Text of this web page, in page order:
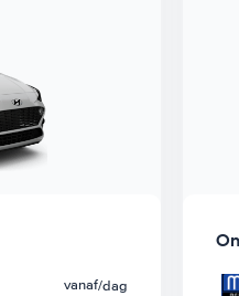
vanaf/dag